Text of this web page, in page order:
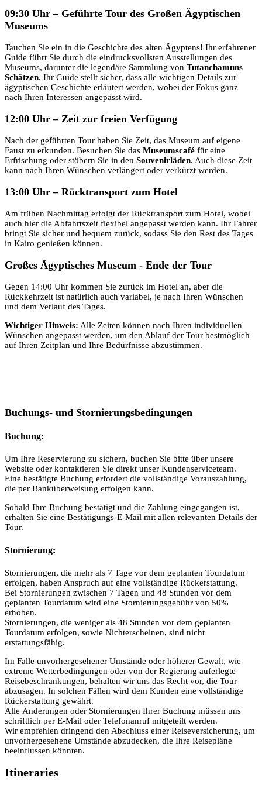
09:30 Uhr – Geführte Tour des Großen Ägyptischen
Museums
Tauchen Sie ein in die Geschichte des alten Ägyptens! Ihr erfahrener
Guide führt Sie durch die eindrucksvollsten Ausstellungen des
Museums, darunter die legendäre Sammlung von Tutanchamuns
Schätzen. Ihr Guide stellt sicher, dass alle wichtigen Details zur
ägyptischen Geschichte erläutert werden, wobei der Fokus ganz
nach Ihren Interessen angepasst wird.
12:00 Uhr – Zeit zur freien Verfügung
Nach der geführten Tour haben Sie Zeit, das Museum auf eigene
Faust zu erkunden. Besuchen Sie das Museumscafé für eine
Erfrischung oder stöbern Sie in den Souvenirläden. Auch diese Zeit
kann nach Ihren Wünschen verlängert oder verkürzt werden.
13:00 Uhr – Rücktransport zum Hotel
Am frühen Nachmittag erfolgt der Rücktransport zum Hotel, wobei
auch hier die Abfahrtszeit flexibel angepasst werden kann. Ihr Fahrer
bringt Sie sicher und bequem zurück, sodass Sie den Rest des Tages
in Kairo genießen können.
Großes Ägyptisches Museum - Ende der Tour
Gegen 14:00 Uhr kommen Sie zurück im Hotel an, aber die
Rückkehrzeit ist natürlich auch variabel, je nach Ihren Wünschen
und dem Verlauf des Tages.
Wichtiger Hinweis: Alle Zeiten können nach Ihren individuellen
Wünschen angepasst werden, um den Ablauf der Tour bestmöglich
auf Ihren Zeitplan und Ihre Bedürfnisse abzustimmen.
Buchungs- und Stornierungsbedingungen
Buchung:
Um Ihre Reservierung zu sichern, buchen Sie bitte über unsere
Website oder kontaktieren Sie direkt unser Kundenserviceteam.
Eine bestätigte Buchung erfordert die vollständige Vorauszahlung,
die per Banküberweisung erfolgen kann.
Sobald Ihre Buchung bestätigt und die Zahlung eingegangen ist,
erhalten Sie eine Bestätigungs-E-Mail mit allen relevanten Details der
Tour.
Stornierung:
Stornierungen, die mehr als 7 Tage vor dem geplanten Tourdatum
erfolgen, haben Anspruch auf eine vollständige Rückerstattung.
Bei Stornierungen zwischen 7 Tagen und 48 Stunden vor dem
geplanten Tourdatum wird eine Stornierungsgebühr von 50%
erhoben.
Stornierungen, die weniger als 48 Stunden vor dem geplanten
Tourdatum erfolgen, sowie Nichterscheinen, sind nicht
erstattungsfähig.
Im Falle unvorhergesehener Umstände oder höherer Gewalt, wie
extreme Wetterbedingungen oder von der Regierung auferlegte
Reisebeschränkungen, behalten wir uns das Recht vor, die Tour
abzusagen. In solchen Fällen wird dem Kunden eine vollständige
Rückerstattung gewährt.
Alle Änderungen oder Stornierungen Ihrer Buchung müssen uns
schriftlich per E-Mail oder Telefonanruf mitgeteilt werden.
Wir empfehlen dringend den Abschluss einer Reiseversicherung, um
unvorhergesehene Umstände abzudecken, die Ihre Reisepläne
beeinflussen könnten.
Itineraries